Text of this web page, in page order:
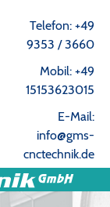
Telefon: +49
9353 / 3660
Mobil: +49
15153623015
E-Mail:
info@gms-
cnctechnik.de